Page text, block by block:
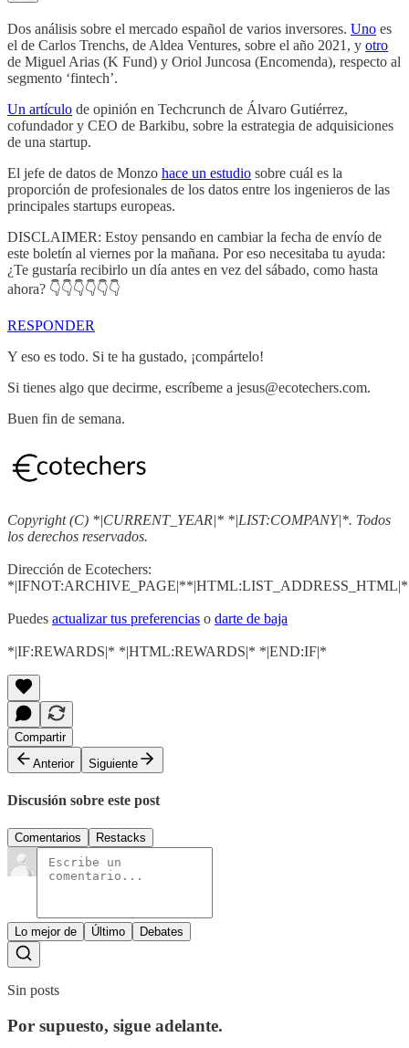
Dos análisis sobre el mercado español de varios inversores. Uno es
el de Carlos Trenchs, de Aldea Ventures, sobre el año 2021, y otro
de Miguel Arias (K Fund) y Oriol Juncosa (Encomenda), respecto al
segmento ‘fintech’.
Un artículo de opinión en Techcrunch de Álvaro Gutiérrez,
cofundador y CEO de Barkibu, sobre la estrategia de adquisiciones
de una startup.
El jefe de datos de Monzo hace un estudio sobre cuál es la
proporción de profesionales de los datos entre los ingenieros de las
principales startups europeas.
DISCLAIMER: Estoy pensando en cambiar la fecha de envío de
este boletín al viernes por la mañana. Por eso necesitaba tu ayuda:
¿Te gustaría recibirlo un día antes en vez del sábado, como hasta
ahora? 👇👇👇👇👇👇
RESPONDER
Y eso es todo. Si te ha gustado, ¡compártelo!
Si tienes algo que decirme, escríbeme a jesus@ecotechers.com.
Buen fin de semana.
Copyright (C) *|CURRENT_YEAR|* *|LIST:COMPANY|*. Todos
los derechos reservados.
Dirección de Ecotechers:
Puedes actualizar tus preferencias o darte de baja
*|IF:REWARDS|* *|HTML:REWARDS|* *|END:IF|*
Compartir
Anterior
Siguiente
Discusión sobre este post
Comentarios Restacks
Lo mejor de Último Debates
Sin posts
Por supuesto, sigue adelante.